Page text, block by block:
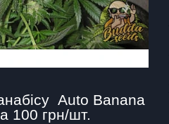
Auto Banana
100 грн/шт.